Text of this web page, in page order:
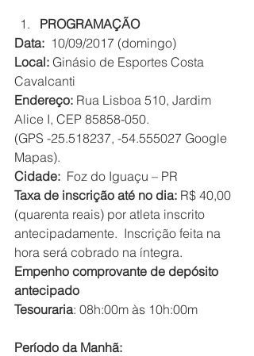
PROGRAMAÇÃO
Data: 10/09/2017 (domingo)
Local: Ginásio de Esportes Costa
Cavalcanti
Endereço: Rua Lisboa 510, Jardim
Alice I, CEP 85858-050.
(GPS -25.518237, -54.555027 Google
Mapas).
Cidade: Foz do Iguaçu – PR
Taxa de inscrição até no dia: R$ 40,00
(quarenta reais) por atleta inscrito
antecipadamente.  Inscrição feita na
hora será cobrado na íntegra.
Empenho comprovante de depósito
antecipado
Tesouraria: 08h:00m às 10h:00m
Período da Manhã: